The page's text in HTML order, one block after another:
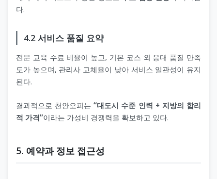
다.
4.2 서비스 품질 요약
전문 교육 수료 비율이 높고, 기본 코스 외 응대 품질 만족
도가 높으며, 관리사 교체율이 낮아 서비스 일관성이 유지
된다.
결과적으로 천안오피는“대도시 수준 인력 + 지방의 합리
적 가격”이라는 가성비 경쟁력을 확보하고 있다.
5. 예약과 정보 접근성